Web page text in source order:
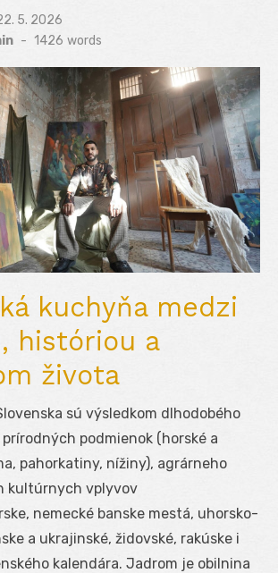
5. 2026
- 1426 words
kuchyňa medzi
históriou a
života
sú výsledkom dlhodobého
podmienok (horské a
pahorkatiny, nížiny), agrárneho
kultúrnych vplyvov
nemecké banske mestá, uhorsko-
a ukrajinské, židovské, rakúske i
kalendára. Jadrom je obilnina